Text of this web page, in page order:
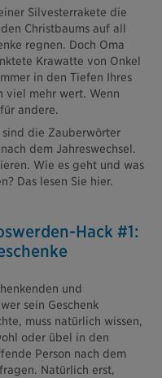
Silvesterrakete die
Christbaums auf all
regnen. Doch Oma
Krawatte von Onkel
in den Tiefen Ihres
viel mehr wert. Wenn
andere.
sind die Zauberwörter
dem Jahreswechsel.
Wie es geht und was
Das lesen Sie hier.
Hack #1:
und
sein Geschenk
muss natürlich wissen,
oder übel in den
Person nach dem
Natürlich erst,